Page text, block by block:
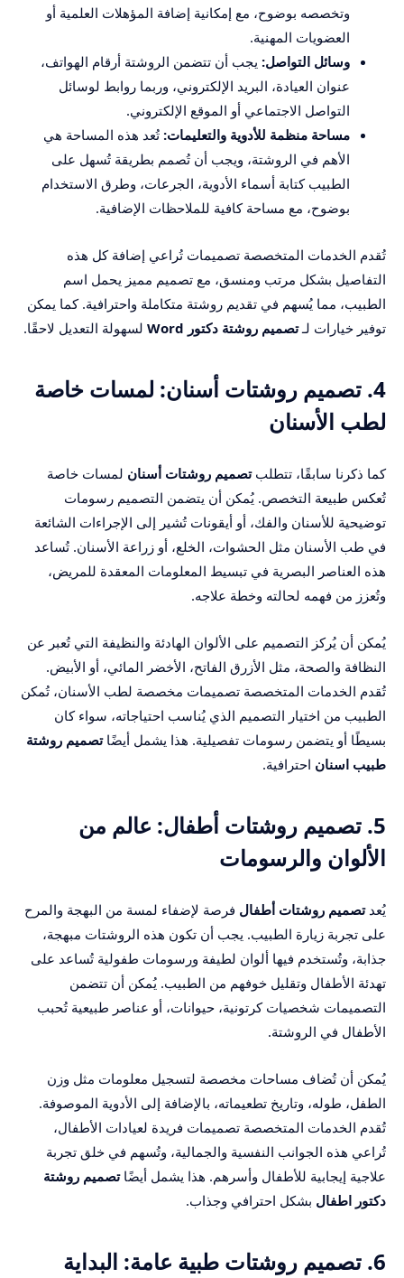
وتخصصه بوضوح، مع إمكانية إضافة المؤهلات العلمية أو
العضويات المهنية.
وسائل التواصل: يجب أن تتضمن الروشتة أرقام الهواتف،
عنوان العيادة، البريد الإلكتروني، وربما روابط لوسائل
التواصل الاجتماعي أو الموقع الإلكتروني.
مساحة منظمة للأدوية والتعليمات: تُعد هذه المساحة هي
الأهم في الروشتة، ويجب أن تُصمم بطريقة تُسهل على
الطبيب كتابة أسماء الأدوية، الجرعات، وطرق الاستخدام
بوضوح، مع مساحة كافية للملاحظات الإضافية.
تُقدم الخدمات المتخصصة تصميمات تُراعي إضافة كل هذه
التفاصيل بشكل مرتب ومنسق، مع تصميم مميز يحمل اسم
الطبيب، مما يُسهم في تقديم روشتة متكاملة واحترافية. كما يمكن
توفير خيارات لـتصميم روشتة دكتور Word لسهولة التعديل لاحقًا.
4. تصميم روشتات أسنان: لمسات خاصة
لطب الأسنان
كما ذكرنا سابقًا، تتطلبتصميم روشتات أسنان لمسات خاصة
تُعكس طبيعة التخصص. يُمكن أن يتضمن التصميم رسومات
توضيحية للأسنان والفك، أو أيقونات تُشير إلى الإجراءات الشائعة
في طب الأسنان مثل الحشوات، الخلع، أو زراعة الأسنان. تُساعد
هذه العناصر البصرية في تبسيط المعلومات المعقدة للمريض،
وتُعزز من فهمه لحالته وخطة علاجه.
يُمكن أن يُركز التصميم على الألوان الهادئة والنظيفة التي تُعبر عن
النظافة والصحة، مثل الأزرق الفاتح، الأخضر المائي، أو الأبيض.
تُقدم الخدمات المتخصصة تصميمات مخصصة لطب الأسنان، تُمكن
الطبيب من اختيار التصميم الذي يُناسب احتياجاته، سواء كان
بسيطًا أو يتضمن رسومات تفصيلية. هذا يشمل أيضًاتصميم روشتة
طبيب اسنان احترافية.
5. تصميم روشتات أطفال: عالم من
الألوان والرسومات
يُعدتصميم روشتات أطفال فرصة لإضفاء لمسة من البهجة والمرح
على تجربة زيارة الطبيب. يجب أن تكون هذه الروشتات مبهجة،
جذابة، وتُستخدم فيها ألوان لطيفة ورسومات طفولية تُساعد على
تهدئة الأطفال وتقليل خوفهم من الطبيب. يُمكن أن تتضمن
التصميمات شخصيات كرتونية، حيوانات، أو عناصر طبيعية تُحبب
الأطفال في الروشتة.
يُمكن أن تُضاف مساحات مخصصة لتسجيل معلومات مثل وزن
الطفل، طوله، وتاريخ تطعيماته، بالإضافة إلى الأدوية الموصوفة.
تُقدم الخدمات المتخصصة تصميمات فريدة لعيادات الأطفال،
تُراعي هذه الجوانب النفسية والجمالية، وتُسهم في خلق تجربة
علاجية إيجابية للأطفال وأسرهم. هذا يشمل أيضًاتصميم روشتة
دكتور اطفال بشكل احترافي وجذاب.
6. تصميم روشتات طبية عامة: البداية